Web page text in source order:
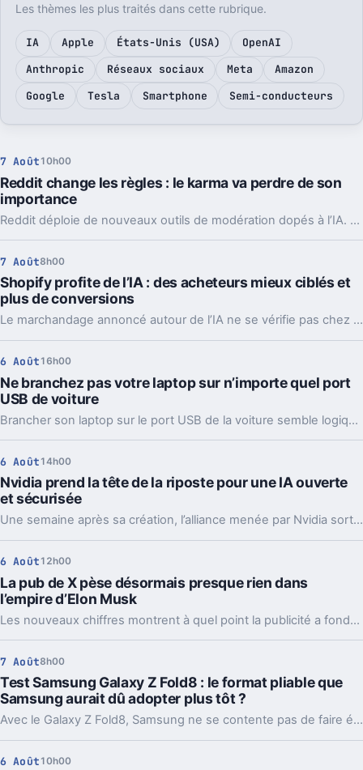
Les thèmes les plus traités dans cette rubrique.
IA Apple États-Unis (USA)
OpenAI
Anthropic
Réseaux sociaux Meta
Amazon
Google
Tesla Smartphone Semi-conducteurs
7 Août 10h00
Reddit change les règles : le karma va perdre de son
importance
Reddit déploie de nouveaux outils de modération dopés à l’IA. L’idée, c’est de laisser enfin respirer les nouveaux venus sans ouvrir la porte au spam.
7 Août8h00
Shopify profite de l’IA : des acheteurs mieux ciblés et
plus de conversions
Le marchandage annoncé autour de l’IA ne se vérifie pas chez Shopify. La plateforme dit voir tripler le trafic et les commandes venus des assistants.
6 Août 16h00
Ne branchez pas votre laptop sur n’importe quel port
USB de voiture
Brancher son laptop sur le port USB de la voiture semble logique. En pratique, la puissance manque souvent, sauf rares exceptions bien identifiées.
6 Août 14h00
Nvidia prend la tête de la riposte pour une IA ouverte
et sécurisée
Une semaine après sa création, l’alliance menée par Nvidia sort déjà des propositions concrètes pour sécuriser l’IA ouverte. Et ce timing compte.
6 Août 12h00
La pub de X pèse désormais presque rien dans
l’empire d’Elon Musk
Les nouveaux chiffres montrent à quel point la publicité a fondu sur X depuis 2022. Et même en légère hausse sur un trimestre, elle pèse peu dans l’ensemble.
7 Août8h00
Test Samsung Galaxy Z Fold8 : le format pliable que
Samsung aurait dû adopter plus tôt ?
Avec le Galaxy Z Fold8, Samsung ne se contente pas de faire évoluer son smartphone pliable : il change complètement sa philosophie avec un appareil plus court, plus large et étonnamment compact. Un choix qui fonctionne particulièrement bien au quotidien, même si les concessions faites sur la photo et l’autonomie sont difficiles à ignorer sur un smartphone vendu à partir de 1 999 euros.
6 Août 10h00